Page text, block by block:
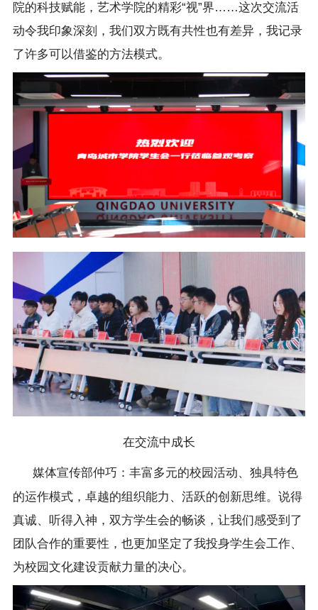
院的科技赋能，艺术学院的精彩“视”界……这次交流活
动令我印象深刻，我们双方既有共性也有差异，我记录
了许多可以借鉴的方法模式。
在交流中成长
媒体宣传部仲巧：丰富多元的校园活动、独具特色
的运作模式，卓越的组织能力、活跃的创新思维。说得
真诚、听得入神，双方学生会的畅谈，让我们感受到了
团队合作的重要性，也更加坚定了我投身学生会工作、
为校园文化建设贡献力量的决心。